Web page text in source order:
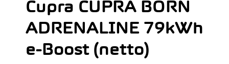
Cupra CUPRA BORN
ADRENALINE 79kWh
e-Boost (netto)